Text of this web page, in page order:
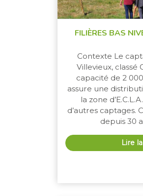
FILIÈRES BAS
Contexte Le
Villevieux, classé
capacité de 2
assure une
la zone
d’autres captages.
depuis 30
Lire